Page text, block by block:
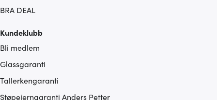
BRA DEAL
Kundeklubb
Bli medlem
Glassgaranti
Tallerkengaranti
Støpejerngaranti Anders Petter